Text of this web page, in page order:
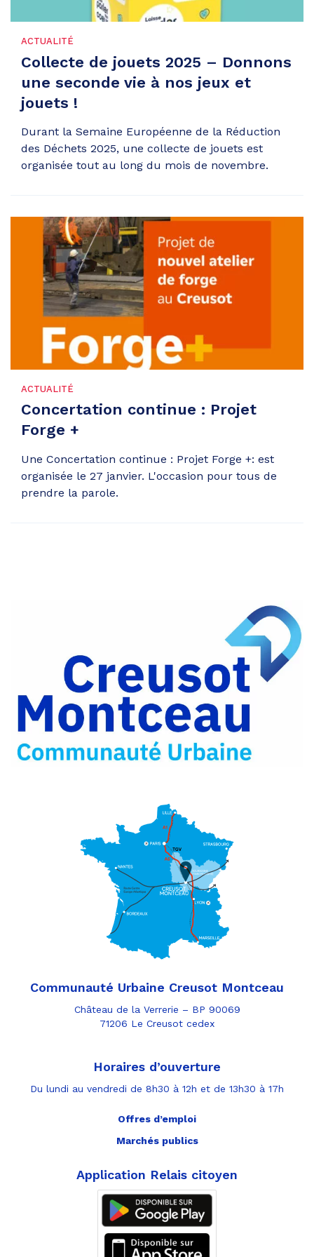
ACTUALITÉ
Collecte de jouets 2025 – Donnons
une seconde vie à nos jeux et
jouets !
Durant la Semaine Européenne de la Réduction
des Déchets 2025, une collecte de jouets est
organisée tout au long du mois de novembre.
ACTUALITÉ
Concertation continue : Projet
Forge +
Une Concertation continue : Projet Forge +: est
organisée le 27 janvier. L'occasion pour tous de
prendre la parole.
Communauté Urbaine Creusot Montceau
Château de la Verrerie – BP 90069
71206 Le Creusot cedex
Horaires d’ouverture
Du lundi au vendredi de 8h30 à 12h et de 13h30 à 17h
Offres d’emploi
Marchés publics
Application Relais citoyen